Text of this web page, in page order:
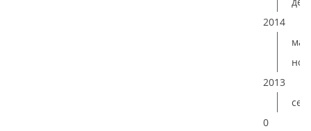
2014
мая
2013
0